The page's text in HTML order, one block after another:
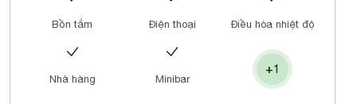
Bồn tắm Điện thoại Điều hòa nhiệt độ
Nhà hàng Minibar
+1